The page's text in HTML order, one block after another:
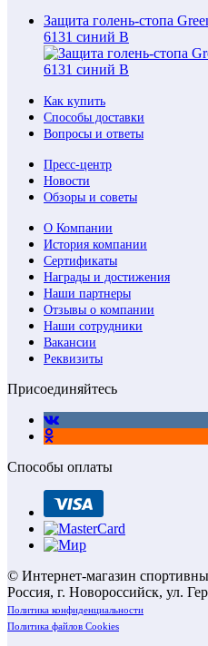
Защита голень-стопа
6131 синий В
Как купить
Способы доставки
Вопросы и ответы
Пресс-центр
Новости
Обзоры и советы
О Компании
История компании
Сертификаты
Награды и достижения
Наши партнеры
Отзывы о компании
Наши сотрудники
Вакансии
Реквизиты
Присоединяйтесь
Способы оплаты
© Интернет-магазин
Россия, г. Новороссийск, ул.
Политика конфиденциальности
Политика файлов Cookies